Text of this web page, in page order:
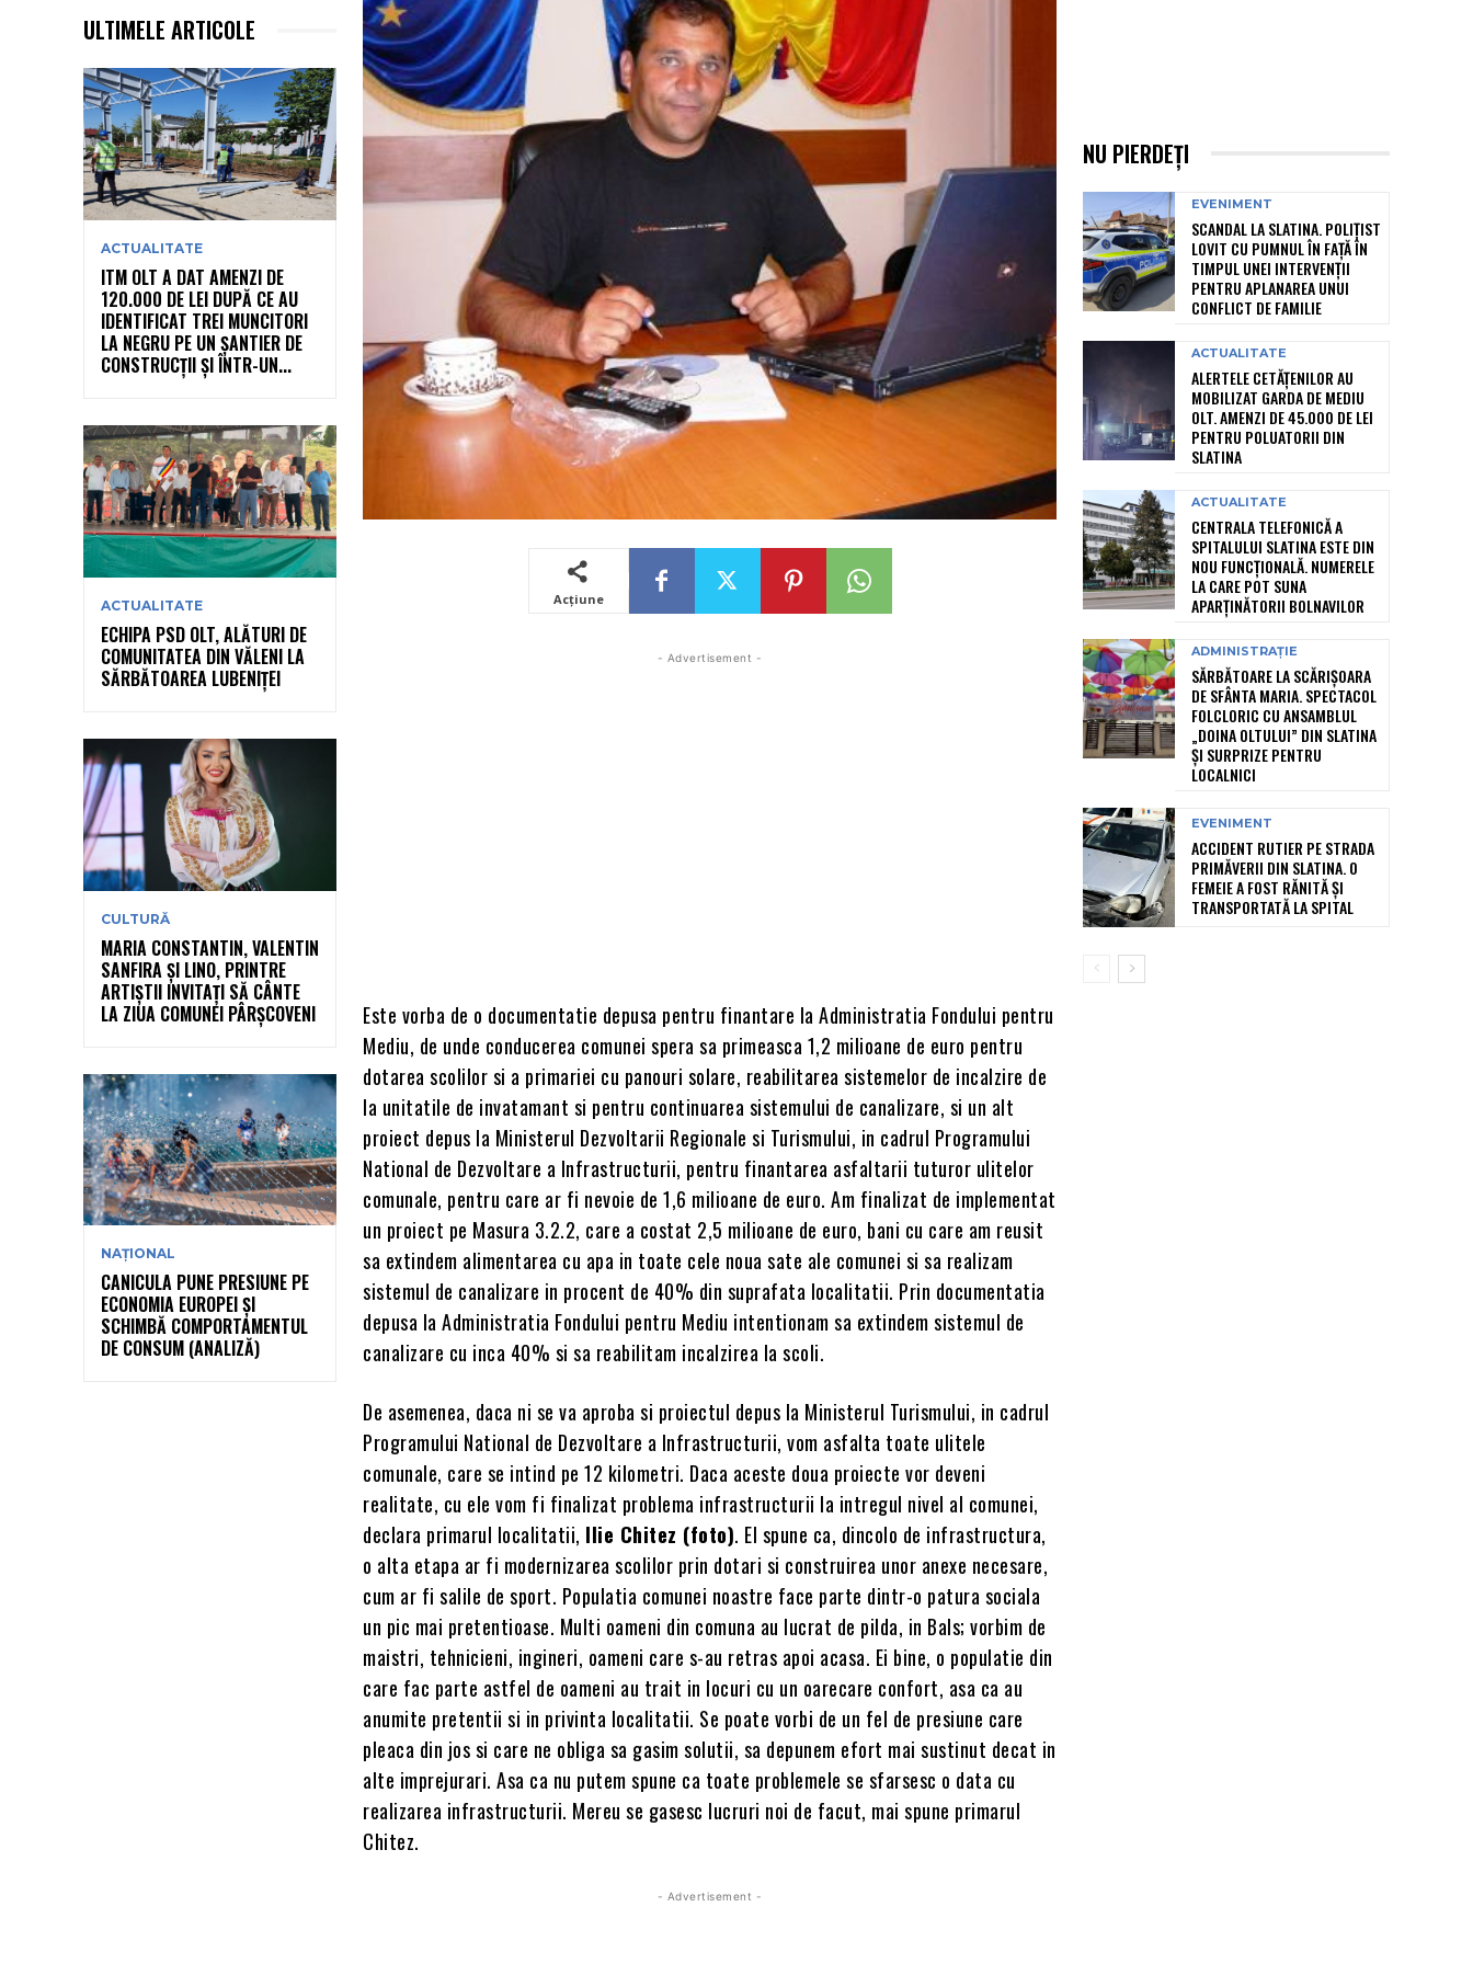
ULTIMELE ARTICOLE
ACTUALITATE
ITM OLT A DAT AMENZI DE
120.000 DE LEI DUPĂ CE AU
IDENTIFICAT TREI MUNCITORI
LA NEGRU PE UN ȘANTIER DE
CONSTRUCȚII ȘI ÎNTR-UN...
ACTUALITATE
ECHIPA PSD OLT, ALĂTURI DE
COMUNITATEA DIN VĂLENI LA
SĂRBĂTOAREA LUBENIȚEI
CULTURĂ
MARIA CONSTANTIN, VALENTIN
SANFIRA ȘI LINO, PRINTRE
ARTIȘTII INVITAȚI SĂ CÂNTE
LA ZIUA COMUNEI PÂRȘCOVENI
NAȚIONAL
CANICULA PUNE PRESIUNE PE
ECONOMIA EUROPEI ȘI
SCHIMBĂ COMPORTAMENTUL
DE CONSUM (ANALIZĂ)
Acțiune
- Advertisement -
Este vorba de o documentatie depusa pentru finantare la Administratia Fondului pentru
Mediu, de unde conducerea comunei spera sa primeasca 1,2 milioane de euro pentru
dotarea scolilor si a primariei cu panouri solare, reabilitarea sistemelor de incalzire de
la unitatile de invatamant si pentru continuarea sistemului de canalizare, si un alt
proiect depus la Ministerul Dezvoltarii Regionale si Turismului, in cadrul Programului
National de Dezvoltare a Infrastructurii, pentru finantarea asfaltarii tuturor ulitelor
comunale, pentru care ar fi nevoie de 1,6 milioane de euro. Am finalizat de implementat
un proiect pe Masura 3.2.2, care a costat 2,5 milioane de euro, bani cu care am reusit
sa extindem alimentarea cu apa in toate cele noua sate ale comunei si sa realizam
sistemul de canalizare in procent de 40% din suprafata localitatii. Prin documentatia
depusa la Administratia Fondului pentru Mediu intentionam sa extindem sistemul de
canalizare cu inca 40% si sa reabilitam incalzirea la scoli.
De asemenea, daca ni se va aproba si proiectul depus la Ministerul Turismului, in cadrul
Programului National de Dezvoltare a Infrastructurii, vom asfalta toate ulitele
comunale, care se intind pe 12 kilometri. Daca aceste doua proiecte vor deveni
realitate, cu ele vom fi finalizat problema infrastructurii la intregul nivel al comunei,
declara primarul localitatii, Ilie Chitez (foto). El spune ca, dincolo de infrastructura,
o alta etapa ar fi modernizarea scolilor prin dotari si construirea unor anexe necesare,
cum ar fi salile de sport. Populatia comunei noastre face parte dintr-o patura sociala
un pic mai pretentioase. Multi oameni din comuna au lucrat de pilda, in Bals; vorbim de
maistri, tehnicieni, ingineri, oameni care s-au retras apoi acasa. Ei bine, o populatie din
care fac parte astfel de oameni au trait in locuri cu un oarecare confort, asa ca au
anumite pretentii si in privinta localitatii. Se poate vorbi de un fel de presiune care
pleaca din jos si care ne obliga sa gasim solutii, sa depunem efort mai sustinut decat in
alte imprejurari. Asa ca nu putem spune ca toate problemele se sfarsesc o data cu
realizarea infrastructurii. Mereu se gasesc lucruri noi de facut, mai spune primarul
Chitez.
- Advertisement -
NU PIERDEȚI
EVENIMENT
SCANDAL LA SLATINA. POLIȚIST
LOVIT CU PUMNUL ÎN FAȚĂ ÎN
TIMPUL UNEI INTERVENȚII
PENTRU APLANAREA UNUI
CONFLICT DE FAMILIE
ACTUALITATE
ALERTELE CETĂȚENILOR AU
MOBILIZAT GARDA DE MEDIU
OLT. AMENZI DE 45.000 DE LEI
PENTRU POLUATORII DIN
SLATINA
ACTUALITATE
CENTRALA TELEFONICĂ A
SPITALULUI SLATINA ESTE DIN
NOU FUNCȚIONALĂ. NUMERELE
LA CARE POT SUNA
APARȚINĂTORII BOLNAVILOR
ADMINISTRAȚIE
SĂRBĂTOARE LA SCĂRIȘOARA
DE SFÂNTA MARIA. SPECTACOL
FOLCLORIC CU ANSAMBLUL
„DOINA OLTULUI” DIN SLATINA
ȘI SURPRIZE PENTRU
LOCALNICI
EVENIMENT
ACCIDENT RUTIER PE STRADA
PRIMĂVERII DIN SLATINA. O
FEMEIE A FOST RĂNITĂ ȘI
TRANSPORTATĂ LA SPITAL